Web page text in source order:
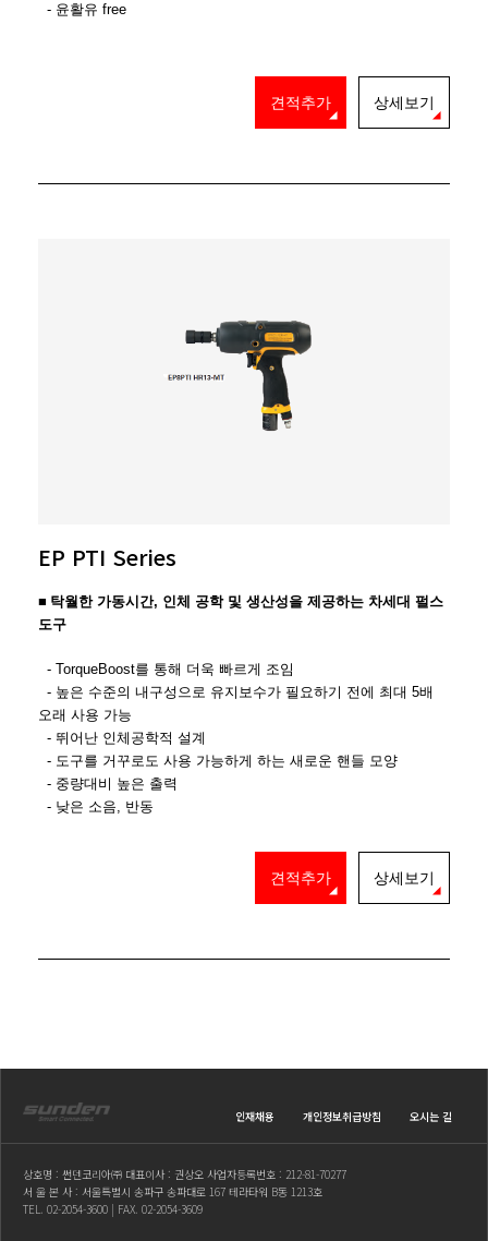
- 윤활유 free
견적추가 상세보기
EP PTI Series
■ 탁월한 가동시간, 인체 공학 및 생산성을 제공하는 차세대 펄스
도구
- TorqueBoost를 통해 더욱 빠르게 조임
- 높은 수준의 내구성으로 유지보수가 필요하기 전에 최대 5배
오래 사용 가능
- 뛰어난 인체공학적 설계
- 도구를 거꾸로도 사용 가능하게 하는 새로운 핸들 모양
- 중량대비 높은 출력
- 낮은 소음, 반동
견적추가 상세보기
인재채용 개인정보취급방침 오시는 길
상호명 : 썬덴코리아㈜ 대표이사 : 권상오 사업자등록번호 : 212-81-70277
서 울 본 사 : 서울특별시 송파구 송파대로 167 테라타워 B동 1213호
TEL. 02-2054-3600 | FAX. 02-2054-3609